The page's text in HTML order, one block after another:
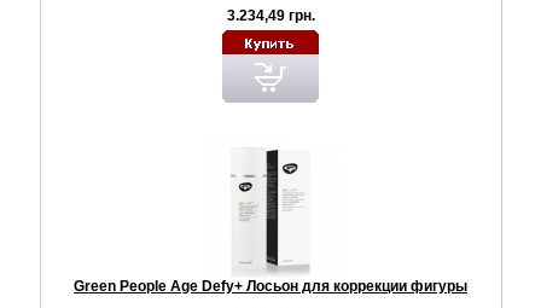
3.234,49 грн.
Green People Age Defy+ Лосьон для коррекции фигуры